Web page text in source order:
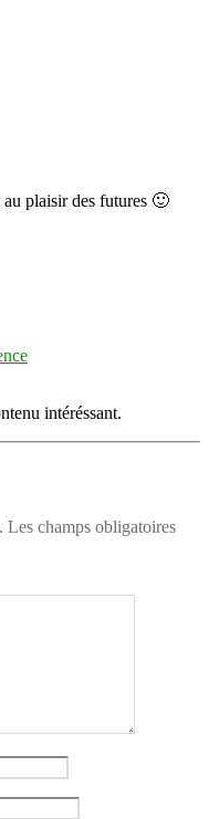
plaisir des futures 🙂
intéréssant.
Les champs obligatoires